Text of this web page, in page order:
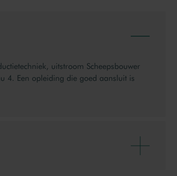
uitstroom Scheepsbouwer
4. Een opleiding die goed aansluit is